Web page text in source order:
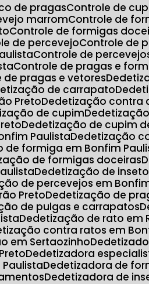
de pragas Controle de
marrom Controle de
Controle de formigas
de percevejo Controle de
Controle de
Controle de pragas e
de pragas e vetores
de carrapato
Preto Dedetização
de cupim
Dedetização de cupim
Paulista Dedetização
de formiga em Bonfim
de formigas doceiras
Dedetização de
de percevejos em
Preto Dedetização de
de pulgas e carrapatos
Dedetização de rato em
contra ratos em
em Sertaozinho
Dedetizadora
Dedetizadora de
Dedetizadora de